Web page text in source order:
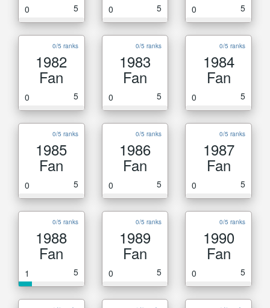
0 5 0 5 0 5
0/5 ranks
1982
Fan
0 5
0/5 ranks
1983
Fan
0 5
0/5 ranks
1984
Fan
0 5
0/5 ranks
1985
Fan
0 5
0/5 ranks
1986
Fan
0 5
0/5 ranks
1987
Fan
0 5
0/5 ranks
1988
Fan
1 5
0/5 ranks
1989
Fan
0 5
0/5 ranks
1990
Fan
0 5